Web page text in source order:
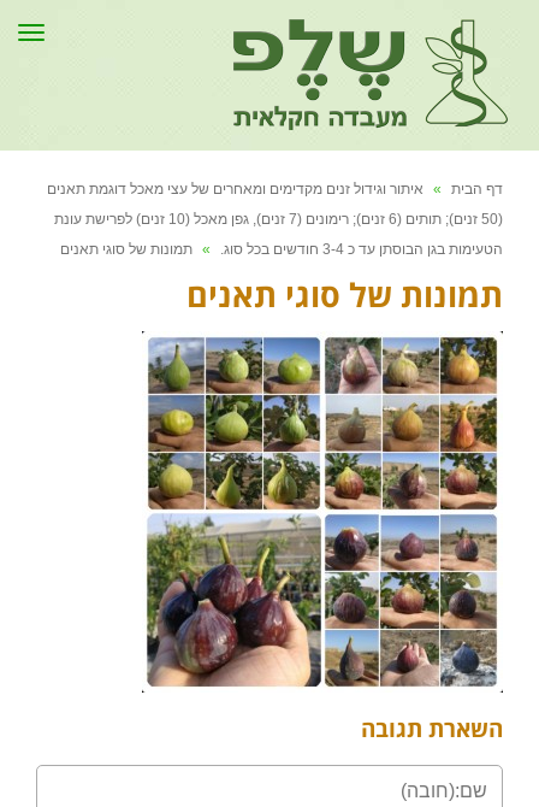
דף הבית »
איתור וגידול זנים מקדימים ומאחרים של עצי מאכל דוגמת תאנים
(50 זנים); תותים (6 זנים); רימונים (7 זנים), גפן מאכל (10 זנים) לפרישת עונת
הטעימות בגן הבוסתן עד כ 3-4 חודשים בכל סוג.
» תמונות של סוגי תאנים
תמונות של סוגי תאנים
השארת תגובה